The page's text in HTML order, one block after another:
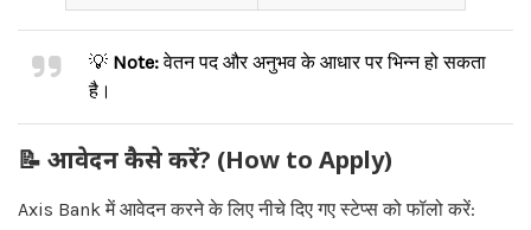
💡 Note:वेतन पद और अनुभव के आधार पर भिन्न हो सकता
है।
📝 आवेदन कैसे करें? (How to Apply)
Axis Bank में आवेदन करने के लिए नीचे दिए गए स्टेप्स को फॉलो करें: